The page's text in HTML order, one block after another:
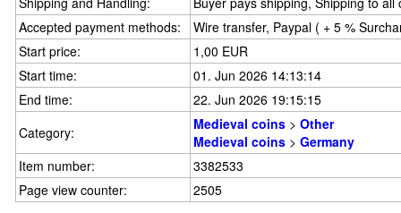
Accepted payment methods:
Wire transfer, Paypal ( + 5 %
Start price:
1,00 EUR
Start time:
01. Jun 2026 14:13:14
End time:
22. Jun 2026 19:15:15
Category:
Medieval coins > Other
Medieval coins > Germany
Item number:
3382533
Page view counter:
2505